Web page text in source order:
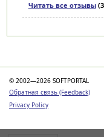
Читать все отзывы
© 2002—2026 SOFTPORTAL
Обратная связь (Feedback)
Privacy Policy